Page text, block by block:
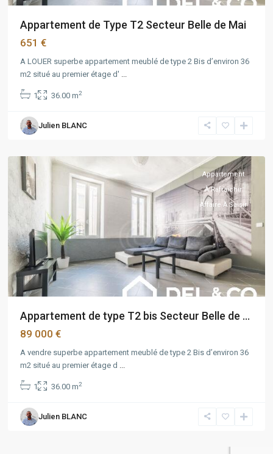
Appartement de Type T2 Secteur Belle de Mai
651 €
A LOUER superbe appartement meublé de type 2 Bis d’environ 36
m2 situé au premier étage d' ...
1 36.00 m2
Julien BLANC
Belle
de
Marseille
Marseille
Appartement
À Rafraîchir
Affaire À Saisir
Appartement de type T2 bis Secteur Belle de ...
89 000 €
A vendre superbe appartement meublé de type 2 Bis d’environ 36
m2 situé au premier étage d ...
1 36.00 m2
Julien BLANC